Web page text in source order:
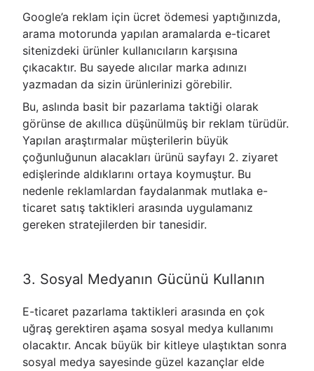
Google’a reklam için ücret ödemesi yaptığınızda,
arama motorunda yapılan aramalarda e-ticaret
sitenizdeki ürünler kullanıcıların karşısına
çıkacaktır. Bu sayede alıcılar marka adınızı
yazmadan da sizin ürünlerinizi görebilir.
Bu, aslında basit bir pazarlama taktiği olarak
görünse de akıllıca düşünülmüş bir reklam türüdür.
Yapılan araştırmalar müşterilerin büyük
çoğunluğunun alacakları ürünü sayfayı 2. ziyaret
edişlerinde aldıklarını ortaya koymuştur. Bu
nedenle reklamlardan faydalanmak mutlaka e-
ticaret satış taktikleri arasında uygulamanız
gereken stratejilerden bir tanesidir.
3. Sosyal Medyanın Gücünü Kullanın
E-ticaret pazarlama taktikleri arasında en çok
uğraş gerektiren aşama sosyal medya kullanımı
olacaktır. Ancak büyük bir kitleye ulaştıktan sonra
sosyal medya sayesinde güzel kazançlar elde